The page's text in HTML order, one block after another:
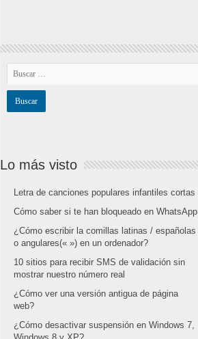
Lo más visto
Letra de canciones populares infantiles cortas
Cómo saber si te han bloqueado en WhatsApp
¿Cómo escribir la comillas latinas / españolas
o angulares(« ») en un ordenador?
10 sitios para recibir SMS de validación sin
mostrar nuestro número real
¿Cómo ver una versión antigua de página
web?
¿Cómo desactivar suspensión en Windows 7,